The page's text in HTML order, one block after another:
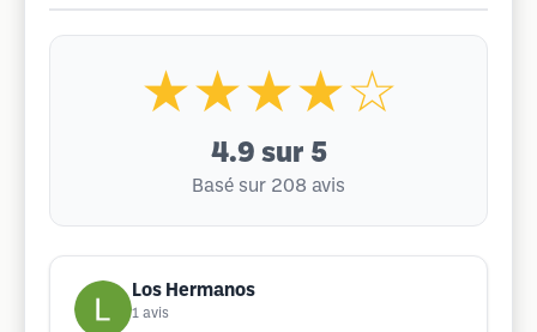
★★★★☆
4.9 sur 5
Basé sur 208 avis
Los Hermanos
1 avis